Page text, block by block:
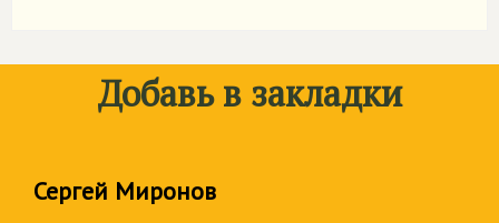
Добавь в закладки
Сергей Миронов